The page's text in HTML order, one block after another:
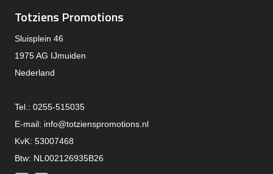
Totziens Promotions
Sluisplein 46
1975 AG IJmuiden
Nederland
Tel.: 0255-515035
E-mail: info@totzienspromotions.nl
KvK: 53007468
Btw: NL002126935B26